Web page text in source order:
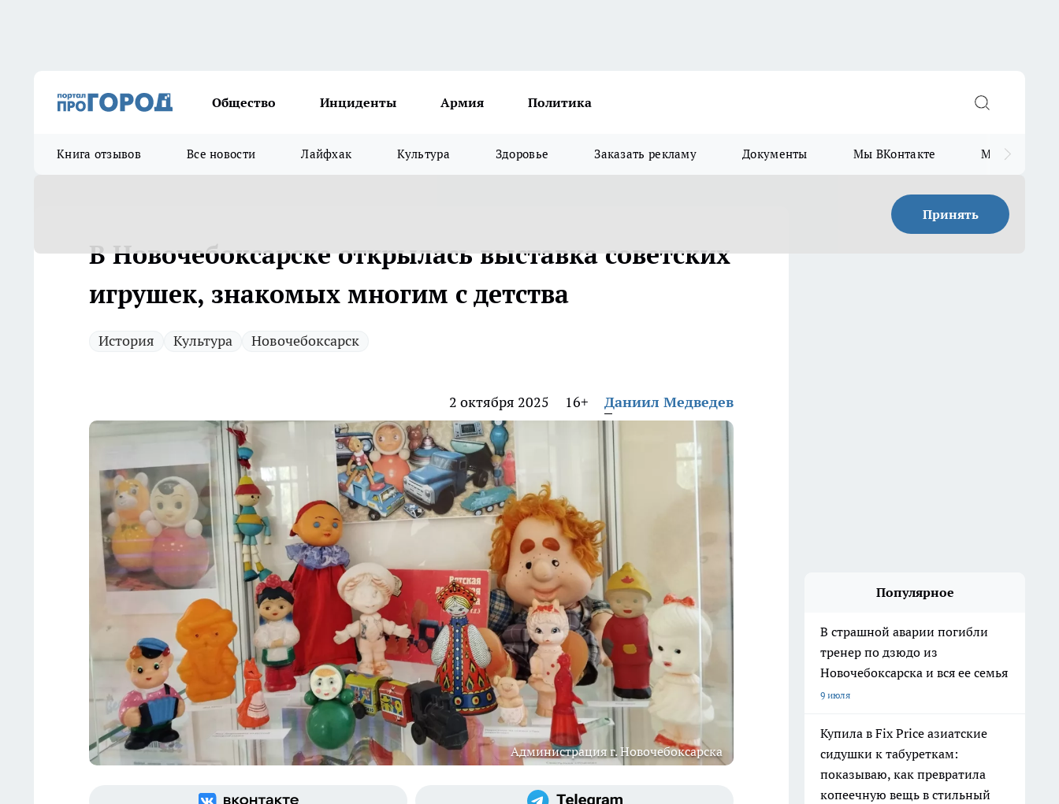
Общество Инциденты Армия Политика
Книга отзывов Все новости Лайфхак Культура Здоровье Заказать рекламу Документы Мы ВКонтакте Мы в
Принять
В Новочебоксарске открылась выставка советских
игрушек, знакомых многим с детства
История Культура Новочебоксарск
2 октября 2025 16+ Даниил Медведев
Администрация г. Новочебоксарска
Популярное
В страшной аварии погибли
тренер по дзюдо из
Новочебоксарска и вся ее семья
9 июля
Купила в Fix Price азиатские
сидушки к табуреткам:
показываю, как превратила
копеечную вещь в стильный